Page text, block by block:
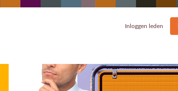
Inloggen leden